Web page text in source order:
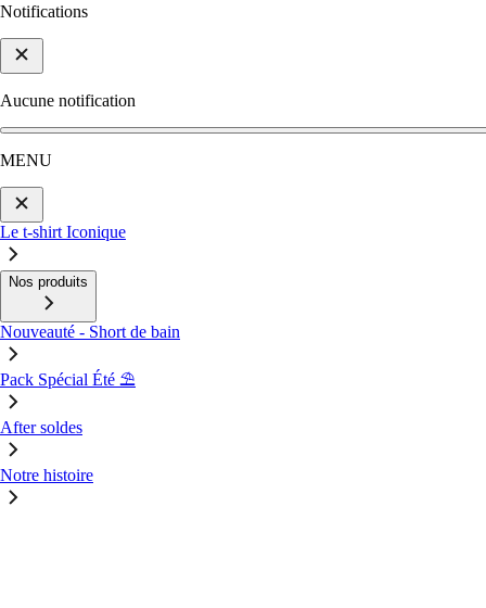
Notifications
Aucune notification
MENU
Le t-shirt Iconique
Nos produits
Nouveauté - Short de bain
Pack Spécial Été ⛱️
After soldes
Notre histoire